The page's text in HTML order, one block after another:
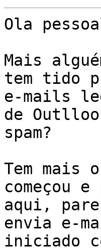
Ola
Mais
tem tido
e-mails
de
spam?
Tem mais
começou
aqui,
envia e-
iniciado